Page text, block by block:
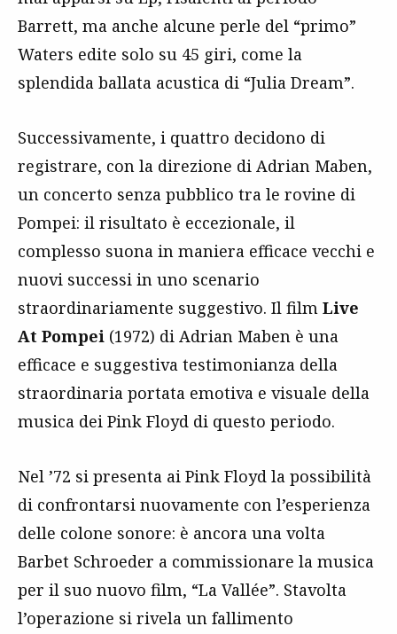
Barrett, ma anche alcune perle del “primo”
Waters edite solo su 45 giri, come la
splendida ballata acustica di “Julia Dream”.
Successivamente, i quattro decidono di
registrare, con la direzione di Adrian Maben,
un concerto senza pubblico tra le rovine di
Pompei: il risultato è eccezionale, il
complesso suona in maniera efficace vecchi e
nuovi successi in uno scenario
straordinariamente suggestivo. Il film Live
At Pompei (1972) di Adrian Maben è una
efficace e suggestiva testimonianza della
straordinaria portata emotiva e visuale della
musica dei Pink Floyd di questo periodo.
Nel ’72 si presenta ai Pink Floyd la possibilità
di confrontarsi nuovamente con l’esperienza
delle colone sonore: è ancora una volta
Barbet Schroeder a commissionare la musica
per il suo nuovo film, “La Vallée”. Stavolta
l’operazione si rivela un fallimento